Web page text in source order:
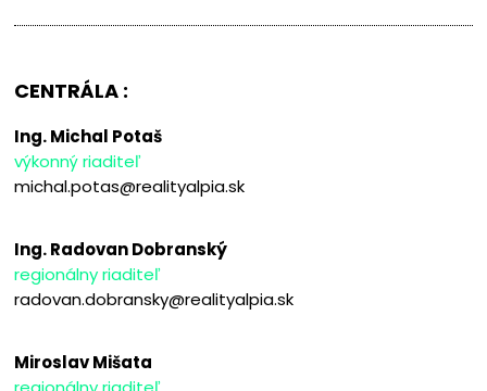
CENTRÁLA :
Ing. Michal Potaš
výkonný riaditeľ
michal.potas@realityalpia.sk
Ing. Radovan Dobranský
regionálny riaditeľ
radovan.dobransky@realityalpia.sk
Miroslav Mišata